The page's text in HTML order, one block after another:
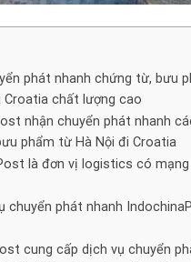
phát nhanh chứng từ, bưu
Croatia chất lượng cao
nhận chuyển phát nhanh
phẩm từ Hà Nội đi Croatia
là đơn vị logistics có mạng
chuyển phát nhanh
cung cấp dịch vụ chuyển